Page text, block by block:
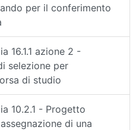
per il conferimento
16.1.1 azione 2 -
selezione per
di studio
10.2.1 - Progetto
di una